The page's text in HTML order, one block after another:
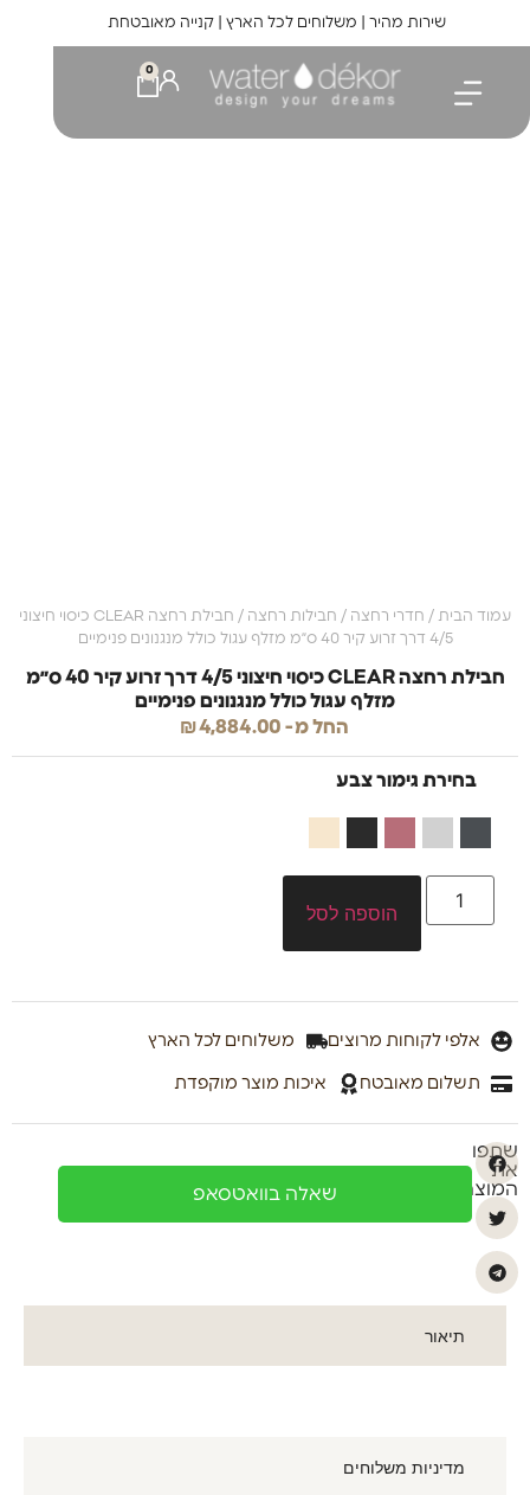
שירות מהיר | משלוחים לכל הארץ | קנייה מאובטחת
0
עמוד הבית / חדרי רחצה / חבילות רחצה
/ חבילת רחצה CLEAR כיסוי חיצוני
4/5 דרך זרוע קיר 40 ס״מ מזלף עגול כולל מנגנונים פנימיים
חבילת רחצה CLEAR כיסוי חיצוני 4/5 דרך זרוע קיר 40 ס״מ
מזלף עגול כולל מנגנונים פנימיים
החל מ-
₪4,884.00
בחירת גימור צבע
הוספה לסל
אלפי לקוחות מרוצים משלוחים לכל הארץ
תשלום מאובטח איכות מוצר מוקפדת
שתפו
את
המוצר
שאלה בוואטסאפ
תיאור
מדיניות משלוחים